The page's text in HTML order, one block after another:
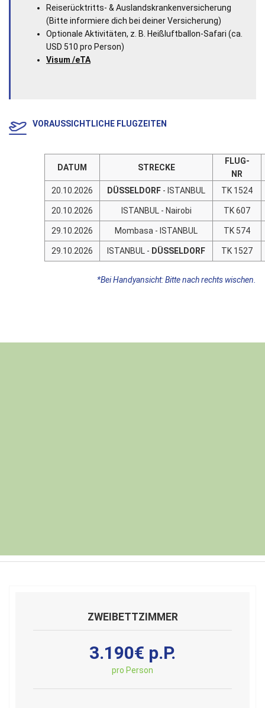
Reiserücktritts- & Auslandskrankenversicherung
(Bitte informiere dich bei deiner Versicherung)
Optionale Aktivitäten, z. B. Heißluftballon-Safari (ca.
USD 510 pro Person)
Visum /eTA
VORAUSSICHTLICHE FLUGZEITEN
DATUM STRECKE
FLUG-
NR
20.10.2026
DÜSSELDORF - ISTANBUL TK 1524
20.10.2026 ISTANBUL - Nairobi TK 607
29.10.2026 Mombasa - ISTANBUL TK 574
29.10.2026 ISTANBUL - DÜSSELDORF TK 1527
*Bei Handyansicht: Bitte nach rechts wischen.
ZWEIBETTZIMMER
3.190€ p.P.
pro Person